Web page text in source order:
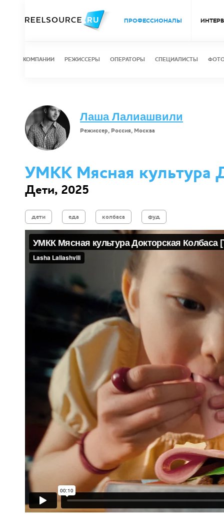
ПРОФЕССИОНАЛЫ
КОМПАНИИ РЕЖИССЕРЫ ОПЕРАТОРЫ СПЕЦИАЛИСТЫ
Лаша Лалиашвили
Режиссер, Россия, Москва
УМКК Мясная культура
Дети, 2025
дети еда колбаса фуд